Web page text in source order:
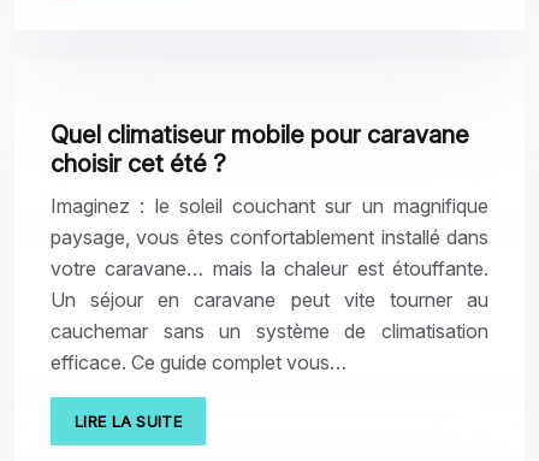
Quel climatiseur mobile pour caravane
choisir cet été ?
Imaginez : le soleil couchant sur un magnifique
paysage, vous êtes confortablement installé dans
votre caravane… mais la chaleur est étouffante.
Un séjour en caravane peut vite tourner au
cauchemar sans un système de climatisation
efficace. Ce guide complet vous…
LIRE LA SUITE